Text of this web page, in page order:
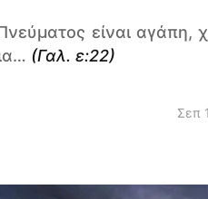
είναι αγάπη,
(Γαλ. ε:22)
Σεπ